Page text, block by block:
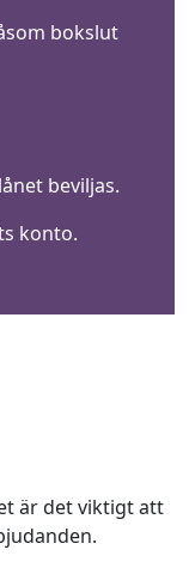
bokslut
beviljas.
konto.
är det viktigt att